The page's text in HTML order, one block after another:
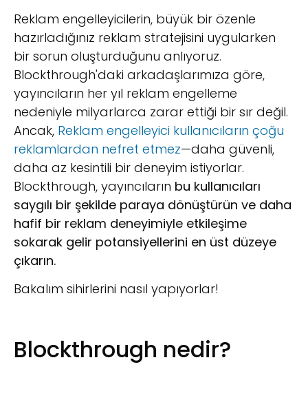
Reklam engelleyicilerin, büyük bir özenle
hazırladığınız reklam stratejisini uygularken
bir sorun oluşturduğunu anlıyoruz.
Blockthrough'daki arkadaşlarımıza göre,
yayıncıların her yıl reklam engelleme
nedeniyle milyarlarca zarar ettiği bir sır değil.
Ancak, Reklam engelleyici kullanıcıların çoğu
reklamlardan nefret etmez—daha güvenli,
daha az kesintili bir deneyim istiyorlar.
Blockthrough, yayıncıların bu kullanıcıları
saygılı bir şekilde paraya dönüştürün ve daha
hafif bir reklam deneyimiyle etkileşime
sokarak gelir potansiyellerini en üst düzeye
çıkarın.
Bakalım sihirlerini nasıl yapıyorlar!
Blockthrough nedir?